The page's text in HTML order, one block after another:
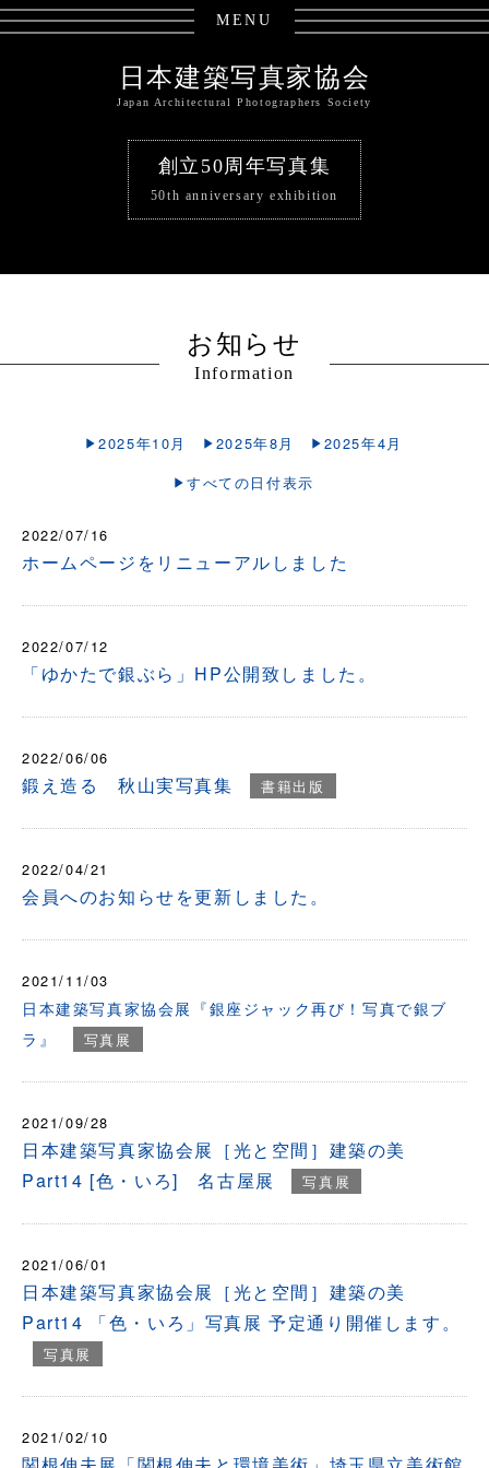
MENU
日本建築写真家協会
Japan Architectural Photographers Society
創立50周年写真集
50th anniversary exhibition
お知らせ
Information
2025年10月 2025年8月
2025年4月
すべての日付表示
2022/07/16
ホームページをリニューアルしました
2022/07/12
「ゆかたで銀ぶら」HP公開致しました。
2022/06/06
鍛え造る 秋山実写真集 書籍出版
2022/04/21
会員へのお知らせを更新しました。
2021/11/03
日本建築写真家協会展『銀座ジャック再び！写真で銀ブ
ラ』
写真展
2021/09/28
日本建築写真家協会展［光と空間］建築の美
Part14 [色・いろ] 名古屋展
写真展
2021/06/01
日本建築写真家協会展［光と空間］建築の美
Part14 「色・いろ」写真展 予定通り開催します。
写真展
2021/02/10